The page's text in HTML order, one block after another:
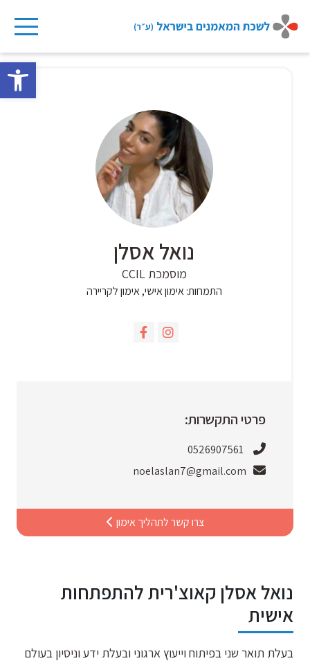
to
נואל אסלן
מוסמכת CCIL
התמחות:אימון אישי, אימון לקריירה
פרטי התקשרות:
0526907561
noelaslan7@gmail.com
צרו קשר לתהליך אימון
נואל אסלן קאוצ'רית להתפתחות
אישית
בעלת תואר שני בפיתוח וייעוץ ארגוני ובעלת ידע וניסיון בעולם